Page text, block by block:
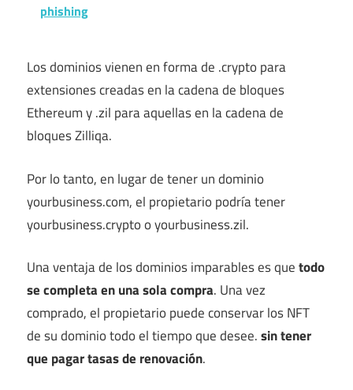
phishing
Los dominios vienen en forma de .crypto para
extensiones creadas en la cadena de bloques
Ethereum y .zil para aquellas en la cadena de
bloques Zilliqa.
Por lo tanto, en lugar de tener un dominio
yourbusiness.com, el propietario podría tener
yourbusiness.crypto o yourbusiness.zil.
Una ventaja de los dominios imparables es quetodo
se completa en una sola compra. Una vez
comprado, el propietario puede conservar los NFT
de su dominio todo el tiempo que desee.sin tener
que pagar tasas de renovación.